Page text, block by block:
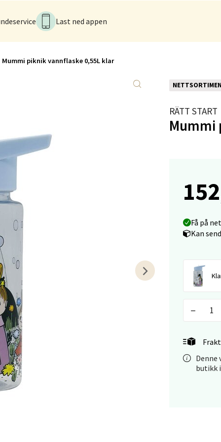
Last ned appen
Mummi piknik vannflaske 0,55L klar
RÄTT START
Mummi
Få på
Kan
Denne
butikk
og Sandnes - Kvadrat
1, 4313 Sandnes
10-21
1, 5239 Bergen
10-21
markensgate 25B, 4611 Kristiansand
09-18
Linderud
vei 38, 0594 Oslo
10-21
Jæren - M44